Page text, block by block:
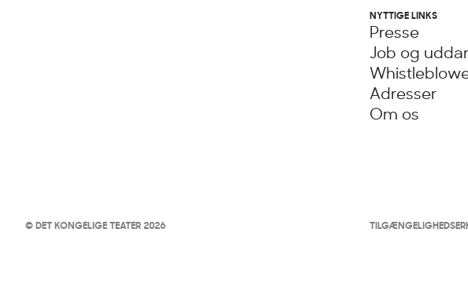
© DET KONGELIGE TEATER 2026
NYTTIGE LINKS
Presse
Job og
Adresser
Om os